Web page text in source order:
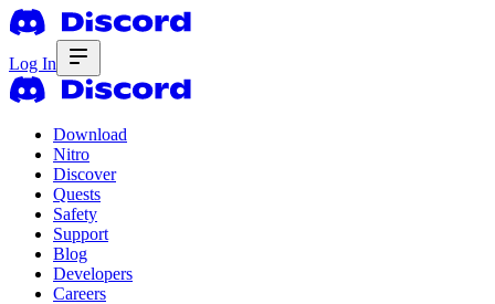
Log In
Download
Nitro
Discover
Quests
Safety
Support
Blog
Developers
Careers